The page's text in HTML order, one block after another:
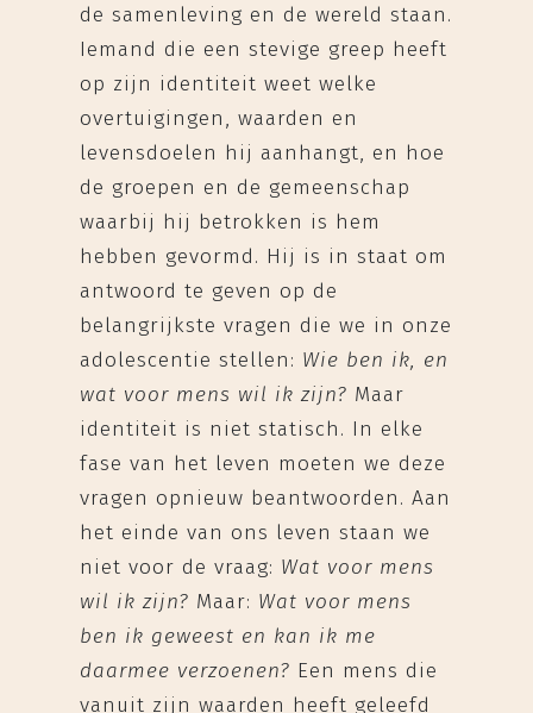
de samenleving en de wereld staan.
Iemand die een stevige greep heeft
op zijn identiteit weet welke
overtuigingen, waarden en
levensdoelen hij aanhangt, en hoe
de groepen en de gemeenschap
waarbij hij betrokken is hem
hebben gevormd. Hij is in staat om
antwoord te geven op de
belangrijkste vragen die we in onze
adolescentie stellen: Wie ben ik, en
wat voor mens wil ik zijn? Maar
identiteit is niet statisch. In elke
fase van het leven moeten we deze
vragen opnieuw beantwoorden. Aan
het einde van ons leven staan we
niet voor de vraag: Wat voor mens
wil ik zijn? Maar: Wat voor mens
ben ik geweest en kan ik me
daarmee verzoenen? Een mens die
vanuit zijn waarden heeft geleefd